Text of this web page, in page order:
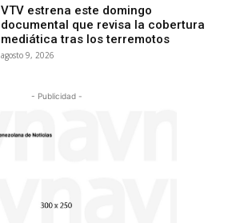
VTV estrena este domingo
documental que revisa la cobertura
mediática tras los terremotos
agosto 9, 2026
- Publicidad -